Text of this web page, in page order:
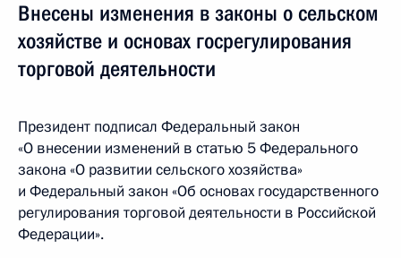
Внесены изменения в законы о сельском
хозяйстве и основах госрегулирования
торговой деятельности
Президент подписал Федеральный закон
«О внесении изменений в статью 5 Федерального
закона «О развитии сельского хозяйства»
и Федеральный закон «Об основах государственного
регулирования торговой деятельности в Российской
Федерации».